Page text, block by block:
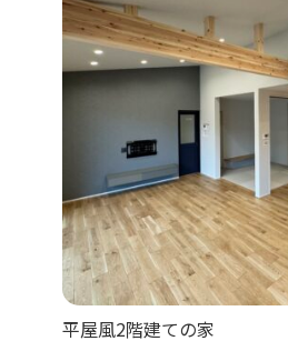
平屋風2階建ての家